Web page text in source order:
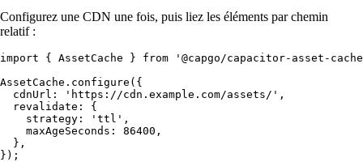
Configurez une CDN une fois, puis liez les éléments par chemin
relatif :
import { AssetCache } from '@capgo/capacitor-asset-
AssetCache.configure({
  cdnUrl: 'https://cdn.example.com/assets/',
  revalidate: {
    strategy: 'ttl',
    maxAgeSeconds: 86400,
  },
});